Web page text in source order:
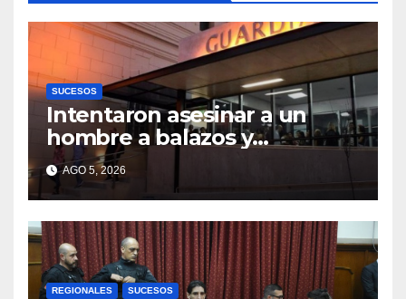
SUCESOS
Intentaron asesinar a un
hombre a balazos y
puñaladas para robarle su
moto en barrio Santa Rosa
de Lima
AGO 5, 2026
REGIONALES SUCESOS